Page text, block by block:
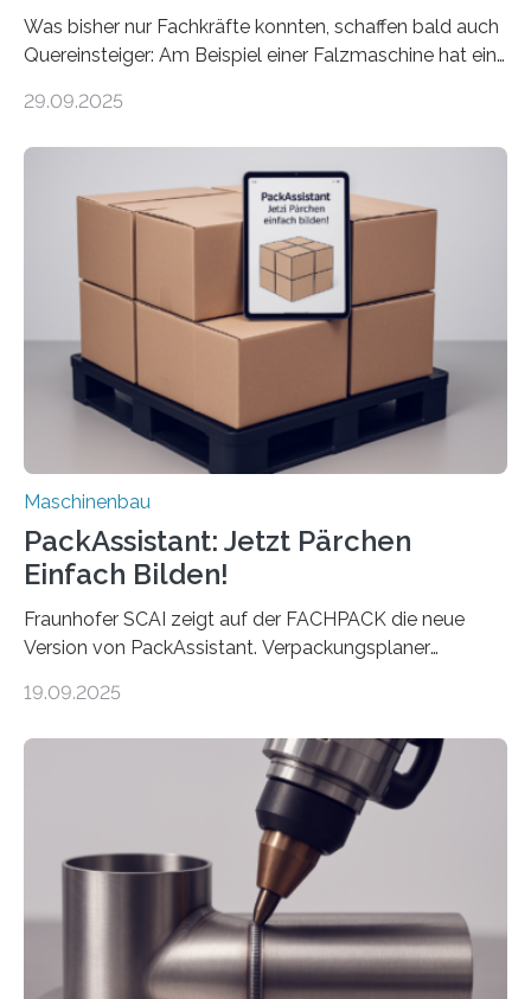
Was bisher nur Fachkräfte konnten, schaffen bald auch
Quereinsteiger: Am Beispiel einer Falzmaschine hat ein
Mensch-Maschine-Schnittstelle so sehr vereinfacht,
Die zugrunde liegende Methodik lässt sich auf alle
anderen Maschinen übertragen. Eine Falzmaschine
umzurüsten ist ein Job für echte Profis. Eine solche
Maschine faltet in Druckereien Broschüren, Prospekte,
Landkarten und vieles mehr – mehrere Zehntausend
Exemplare pro Stunde. Je nach Maschinentyp und
Auftrag kann das Umrüsten…
29.09.2025
Maschinenbau
PackAssistant: Jetzt Pärchen
Einfach Bilden!
Fraunhofer SCAI zeigt auf der FACHPACK die neue
Version von PackAssistant. Verpackungsplaner
Automobil, Maschinenbau und in der Zulieferindustrie.
Teile als eine Einheit verpacken. Die Anordnung kann
der Benutzer vorgeben und erhält so mehr Kontrolle
über die Positionierung der Bauteile. Die ebenfalls neue
Automatisierungsschnittstelle dient dazu, die Software
besser in spezifische Unternehmensprozesse
einzubinden. Sankt Augustin – Zur Messe FACHPACK
vom 23. bis 25. September in Nürnberg…
19.09.2025